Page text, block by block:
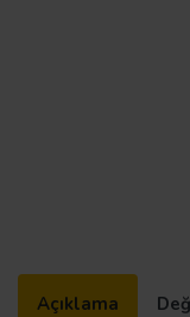
Açıklama